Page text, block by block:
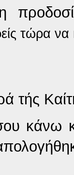
τώρα να
τής
κάνω